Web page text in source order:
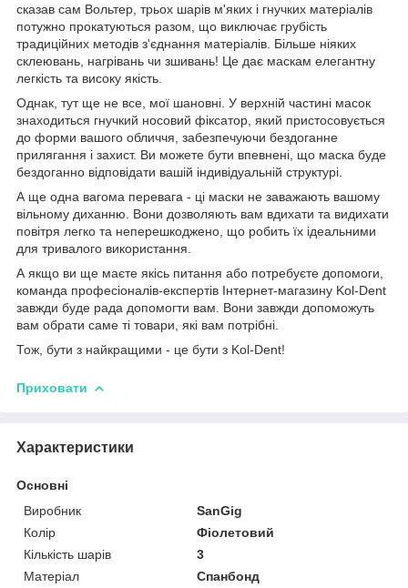
сказав сам Вольтер, трьох шарів м'яких і гнучких матеріалів
потужно прокатуються разом, що виключає грубість
традиційних методів з'єднання матеріалів. Більше ніяких
склеювань, нагрівань чи зшивань! Це дає маскам елегантну
легкість та високу якість.
Однак, тут ще не все, мої шановні. У верхній частині масок
знаходиться гнучкий носовий фіксатор, який пристосовується
до форми вашого обличчя, забезпечуючи бездоганне
прилягання і захист. Ви можете бути впевнені, що маска буде
бездоганно відповідати вашій індивідуальній структурі.
А ще одна вагома перевага - ці маски не заважають вашому
вільному диханню. Вони дозволяють вам вдихати та видихати
повітря легко та неперешкоджено, що робить їх ідеальними
для тривалого використання.
А якщо ви ще маєте якісь питання або потребуєте допомоги,
команда професіоналів-експертів Інтернет-магазину Kol-Dent
завжди буде рада допомогти вам. Вони завжди допоможуть
вам обрати саме ті товари, які вам потрібні.
Тож, бути з найкращими - це бути з Kol-Dent!
Приховати
Характеристики
Основні
Виробник
SanGig
Колір
Фіолетовий
Кількість шарів
3
Матеріал
Спанбонд